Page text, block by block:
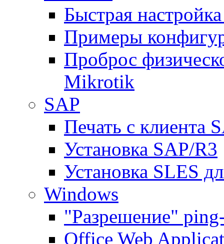
Быстрая
Примеры
Проброс
Mikrotik
SAP
Печать с клиента
Установка SAP/R3
Установка SLES
Windows
"Разрешение"
Office Web